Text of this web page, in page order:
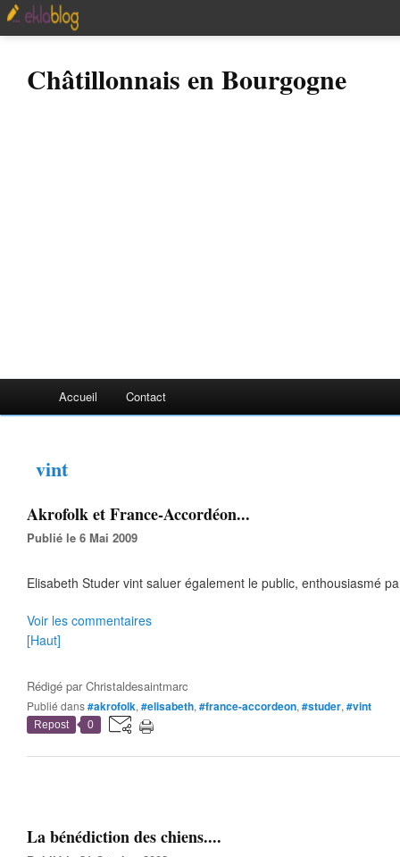
Châtillonnais en Bourgogne
Accueil Contact
vint
Akrofolk et France-Accordéon...
Publié le 6 Mai 2009
Elisabeth Studer vint saluer également le public, enthousiasmé
Voir les commentaires
[Haut]
Rédigé parChristaldesaintmarc
Publié dans#akrofolk, #elisabeth, #france-accordeon, #studer, #vint
Repost 0
La bénédiction des chiens....